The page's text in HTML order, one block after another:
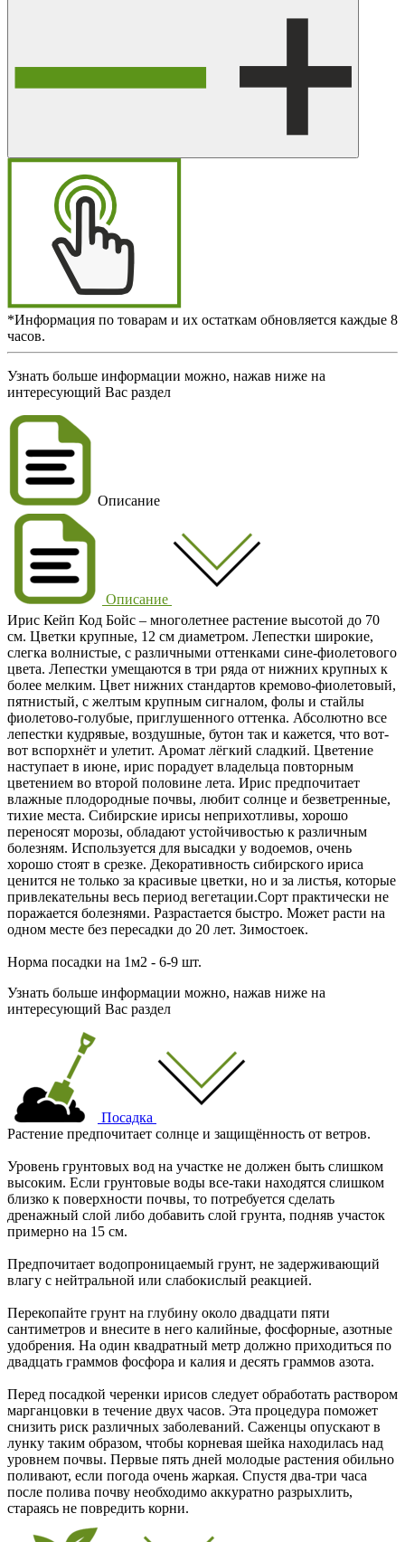
*Информация по товарам и их остаткам обновляется каждые 8
часов.
Узнать больше информации можно, нажав ниже на
интересующий Вас раздел
Описание
Описание
Ирис Кейп Код Бойс – многолетнее растение высотой до 70
см. Цветки крупные, 12 см диаметром. Лепестки широкие,
слегка волнистые, с различными оттенками сине-фиолетового
цвета. Лепестки умещаются в три ряда от нижних крупных к
более мелким. Цвет нижних стандартов кремово-фиолетовый,
пятнистый, с желтым крупным сигналом, фолы и стайлы
фиолетово-голубые, приглушенного оттенка. Абсолютно все
лепестки кудрявые, воздушные, бутон так и кажется, что вот-
вот вспорхнёт и улетит. Аромат лёгкий сладкий. Цветение
наступает в июне, ирис порадует владельца повторным
цветением во второй половине лета. Ирис предпочитает
влажные плодородные почвы, любит солнце и безветренные,
тихие места. Сибирские ирисы неприхотливы, хорошо
переносят морозы, обладают устойчивостью к различным
болезням. Используется для высадки у водоемов, очень
хорошо стоят в срезке. Декоративность сибирского ириса
ценится не только за красивые цветки, но и за листья, которые
привлекательны весь период вегетации.Сорт практически не
поражается болезнями. Разрастается быстро. Может расти на
одном месте без пересадки до 20 лет. Зимостоек.
Норма посадки на 1м2 - 6-9 шт.
Узнать больше информации можно, нажав ниже на
интересующий Вас раздел
Посадка
Растение предпочитает солнце и защищённость от ветров.
Уровень грунтовых вод на участке не должен быть слишком
высоким. Если грунтовые воды все-таки находятся слишком
близко к поверхности почвы, то потребуется сделать
дренажный слой либо добавить слой грунта, подняв участок
примерно на 15 см.
Предпочитает водопроницаемый грунт, не задерживающий
влагу с нейтральной или слабокислый реакцией.
Перекопайте грунт на глубину около двадцати пяти
сантиметров и внесите в него калийные, фосфорные, азотные
удобрения. На один квадратный метр должно приходиться по
двадцать граммов фосфора и калия и десять граммов азота.
Перед посадкой черенки ирисов следует обработать раствором
марганцовки в течение двух часов. Эта процедура поможет
снизить риск различных заболеваний. Саженцы опускают в
лунку таким образом, чтобы корневая шейка находилась над
уровнем почвы. Первые пять дней молодые растения обильно
поливают, если погода очень жаркая. Спустя два-три часа
после полива почву необходимо аккуратно разрыхлить,
стараясь не повредить корни.